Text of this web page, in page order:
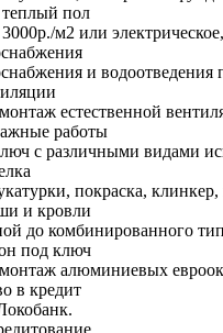
пол
м2 или
и водоотведения
естественной
работы
с различными видами
покраска, клинкер,
и кровли
до комбинированного
под ключ
алюминиевых
в кредит